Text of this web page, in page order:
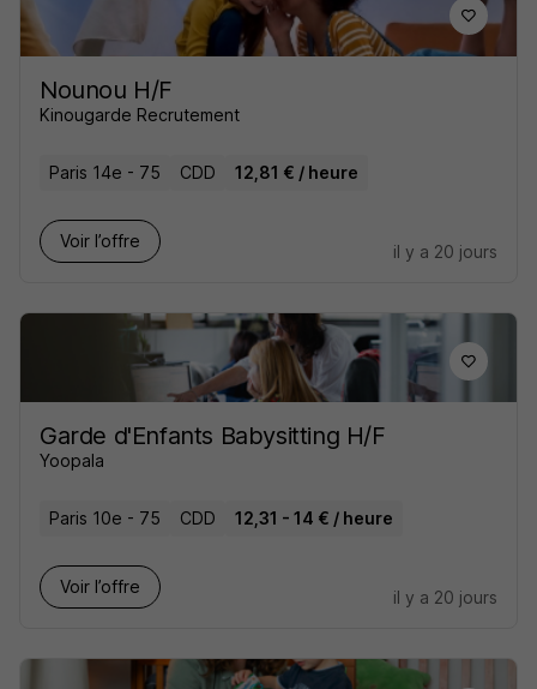
Nounou H/F
Kinougarde Recrutement
Paris 14e - 75 CDD 12,81 € / heure
Voir l’offre
il y a 20 jours
Garde d'Enfants Babysitting H/F
Yoopala
Paris 10e - 75 CDD 12,31 - 14 € / heure
Voir l’offre
il y a 20 jours